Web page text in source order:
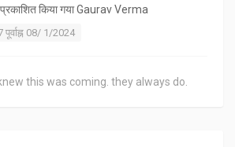
प्रकाशित किया गयाGaurav Verma
पूर्वाह्न 08/ 1/2024
this was coming. they always do.